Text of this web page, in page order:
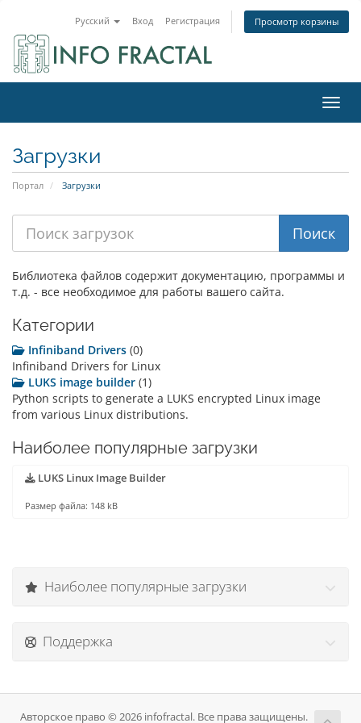
Русский Вход Регистрация Просмотр корзины
Загрузки
Портал Загрузки
Библиотека файлов содержит документацию, программы и
т.д. - все необходимое для работы вашего сайта.
Категории
Infiniband Drivers (0)
Infiniband Drivers for Linux
LUKS image builder (1)
Python scripts to generate a LUKS encrypted Linux image
from various Linux distributions.
Наиболее популярные загрузки
LUKS Linux Image Builder
Размер файла: 148 kB
Наиболее популярные загрузки
Поддержка
Авторское право © 2026 infofractal. Все права защищены.